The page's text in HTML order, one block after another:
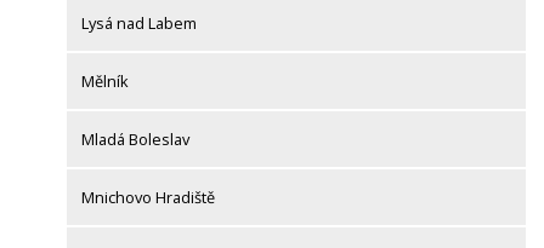
Lysá nad Labem
Mělník
Mladá Boleslav
Mnichovo Hradiště